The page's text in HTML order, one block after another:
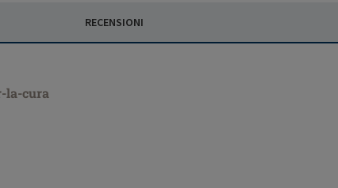
RECENSIONI
la-cura